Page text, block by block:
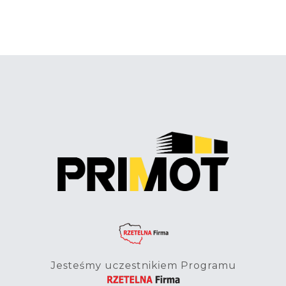
Jesteśmy uczestnikiem Programu